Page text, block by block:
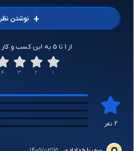
+ نوشتن نظر
از 1 تا 5 به این کسب و کار امتیاز دهید
1
2
3
4
2 نفر